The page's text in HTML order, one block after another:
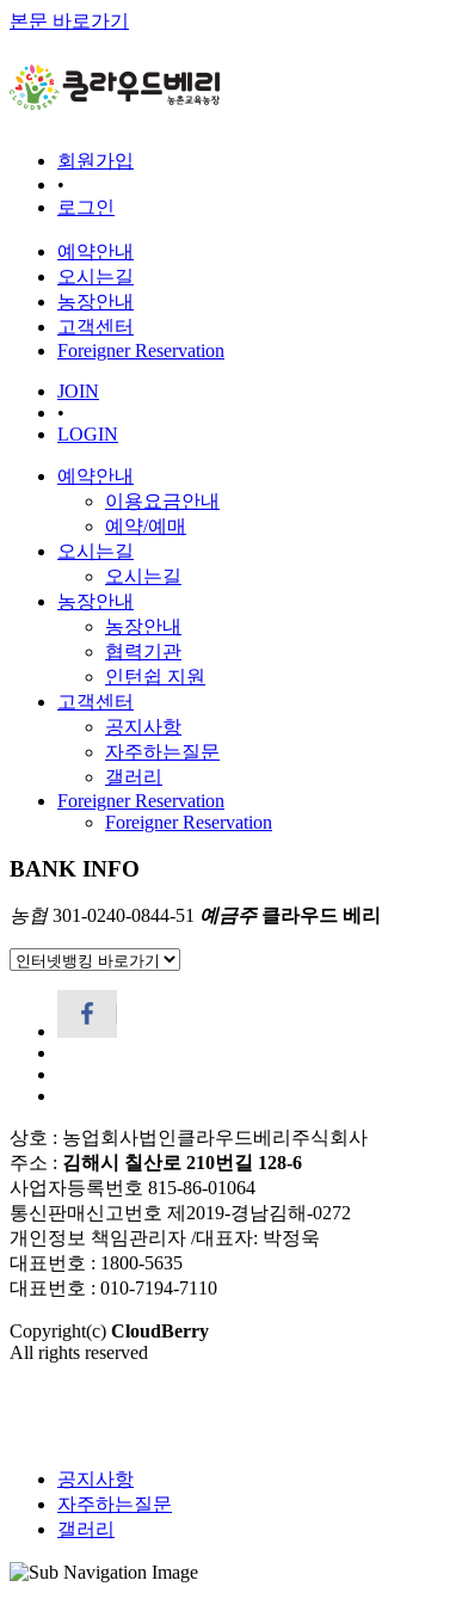
본문 바로가기
회원가입
•
로그인
예약안내
오시는길
농장안내
고객센터
Foreigner Reservation
JOIN
•
LOGIN
예약안내
이용요금안내
예약/예매
오시는길
오시는길
농장안내
농장안내
협력기관
인턴쉽 지원
고객센터
공지사항
자주하는질문
갤러리
Foreigner Reservation
Foreigner Reservation
BANK INFO
농협301-0240-0844-51 예금주클라우드 베리
상호 : 농업회사법인클라우드베리주식회사
주소 : 김해시 칠산로 210번길 128-6
사업자등록번호 815-86-01064
통신판매신고번호 제2019-경남김해-0272
개인정보 책임관리자 /대표자: 박정욱
대표번호 : 1800-5635
대표번호 : 010-7194-7110
Copyright(c) CloudBerry
All rights reserved
공지사항
자주하는질문
갤러리